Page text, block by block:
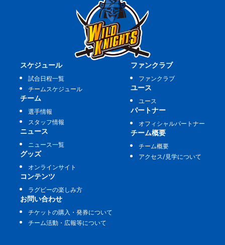
スケジュール
試合日程一覧
チームスケジュール
チーム
選手情報
スタッフ情報
ニュース
ニュース一覧
グッズ
オンラインサイト
ファンクラブ
ファンクラブ
ユース
ユース
パートナー
オフィシャルパートナー
チーム概要
チーム概要
アクセス/見学について
コンテンツ
ラグビーの楽しみ方
お問い合わせ
チケットの購入・発券について
チーム活動・広報等について